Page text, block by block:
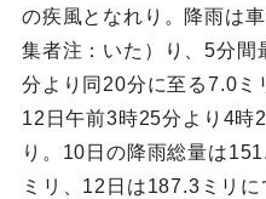
の疾風となれり。降雨は
集者注：いた）り、5分
分より同20分に至る7.0ミ
12日午前3時25分より4時
り。10日の降雨総量は
ミリ、12日は187.3ミリ